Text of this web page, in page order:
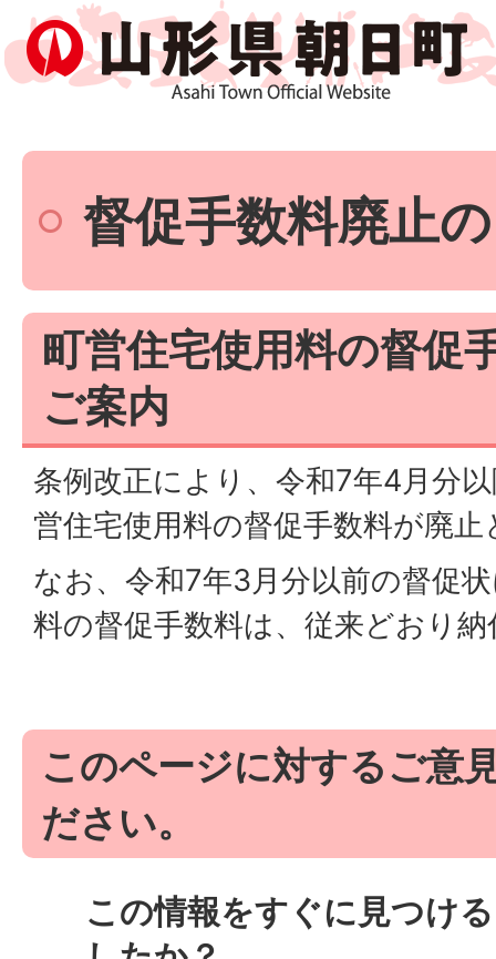
督促手数料廃止
町営住宅使用料の督促
ご案内
条例改正により、令和7年4月分
営住宅使用料の督促手数料が廃
なお、令和7年3月分以前の督促
料の督促手数料は、従来どおり
このページに対するご意
ださい。
この情報をすぐに見つけ